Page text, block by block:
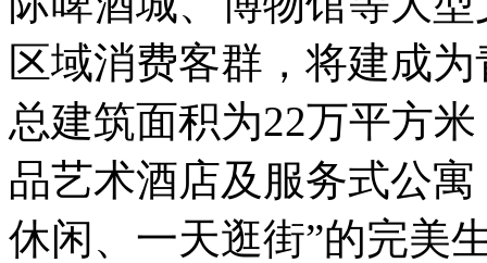
区域消费客群，将建成
总建筑面积为22万平方
品艺术酒店及服务式公
休闲、一天逛街”的完美